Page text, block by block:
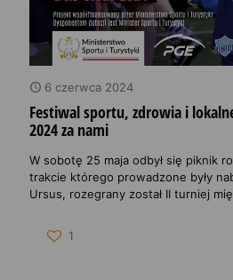
6 czerwca 2024
Festiwal sportu, zdrowia i
2024 za nami
W sobotę 25 maja odbył się piknik
trakcie którego prowadzone były
Ursus, rozegrany został II turniej
1